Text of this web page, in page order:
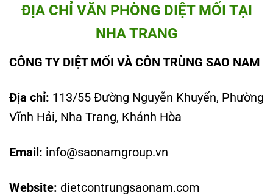
ĐỊA CHỈ VĂN PHÒNG DIỆT MỐI TẠI
NHA TRANG
CÔNG TY DIỆT MỐI VÀ CÔN TRÙNG SAO NAM
Địa chỉ: 113/55 Đường Nguyễn Khuyến, Phường
Vĩnh Hải, Nha Trang, Khánh Hòa
Email: info@saonamgroup.vn
Website: dietcontrungsaonam.com